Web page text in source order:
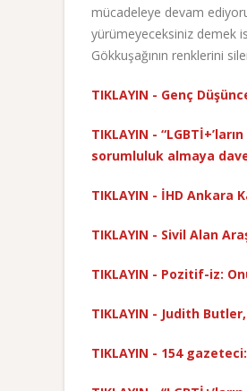
mücadeleye devam
yürümeyeceksiniz demek
Gökkuşağının renklerini
TIKLAYIN - Genç
TIKLAYIN -
sorumluluk almaya
TIKLAYIN - İHD Ankara
TIKLAYIN - Sivil Alan
TIKLAYIN - Pozitif-iz:
TIKLAYIN - Judith
TIKLAYIN - 154